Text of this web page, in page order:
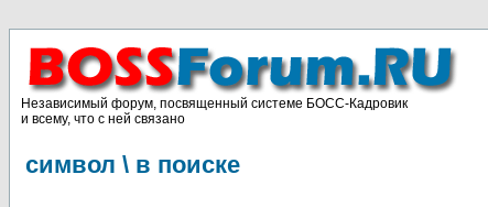
Независимый форум, посвященный системе БОСС-Кадровик
и всему, что с ней связано
символ \ в поиске